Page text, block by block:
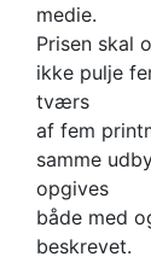
medie.
Prisen skal
ikke pulje
tværs
af fem
samme
opgives
både med
beskrevet.